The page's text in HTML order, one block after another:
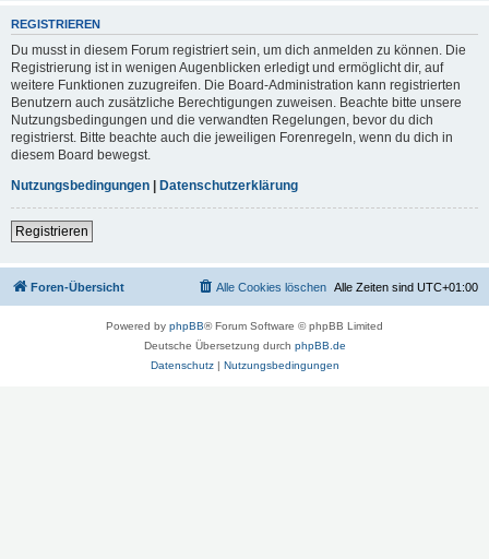
REGISTRIEREN
Du musst in diesem Forum registriert sein, um dich anmelden zu können. Die
Registrierung ist in wenigen Augenblicken erledigt und ermöglicht dir, auf
weitere Funktionen zuzugreifen. Die Board-Administration kann registrierten
Benutzern auch zusätzliche Berechtigungen zuweisen. Beachte bitte unsere
Nutzungsbedingungen und die verwandten Regelungen, bevor du dich
registrierst. Bitte beachte auch die jeweiligen Forenregeln, wenn du dich in
diesem Board bewegst.
Nutzungsbedingungen | Datenschutzerklärung
Registrieren
Foren-Übersicht Alle Zeiten sind UTC+01:00
Alle Cookies löschen
Powered by phpBB® Forum Software © phpBB Limited
Deutsche Übersetzung durch phpBB.de
Datenschutz| Nutzungsbedingungen